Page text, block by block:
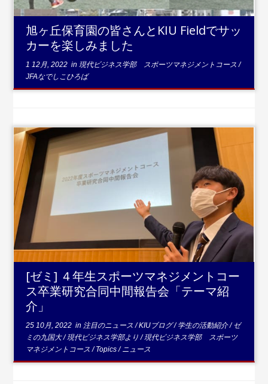
旭ヶ丘保育園の皆さんとKIU Fieldでサッ
カーを楽しみました
1 12月, 2022 in現代ビジネス学部 スポーツマネジメントコース/
JFAなでしこひろば
...続きを読む
[ゼミ] ４年生スポーツマネジメントコー
ス卒業研究合同中間報告会「テーマ紹
介」
25 10月, 2022 in 注目のニュース/KIUブログ/学生の活動紹介/ゼ
ミの九国大/現代ビジネス学部より/現代ビジネス学部 スポーツ
マネジメントコース/Topics/ニュース